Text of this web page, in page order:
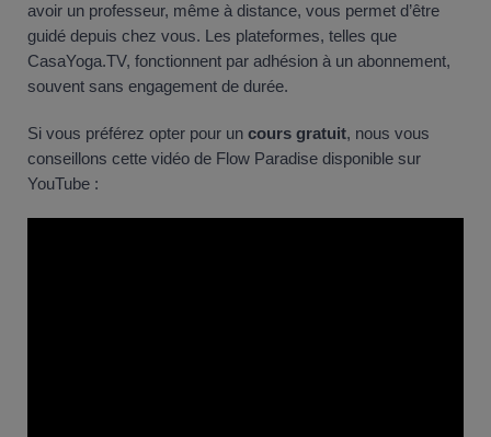
avoir un professeur, même à distance, vous permet d’être
guidé depuis chez vous. Les plateformes, telles que
CasaYoga.TV, fonctionnent par adhésion à un abonnement,
souvent sans engagement de durée.
Si vous préférez opter pour un cours gratuit, nous vous
conseillons cette vidéo de Flow Paradise disponible sur
YouTube :